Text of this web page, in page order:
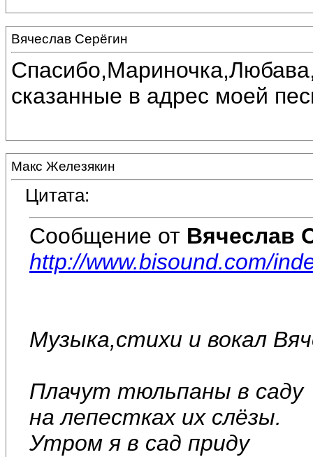
Вячеслав Серёгин
сказанные в адрес моей
Макс Железякин
Цитата:
Сообщение от Вячеслав
http://www.bisound.com/
Музыка,стихи и вокал
Плачут тюльпаны в саду
на лепестках их слёзы.
Утром я в сад приду